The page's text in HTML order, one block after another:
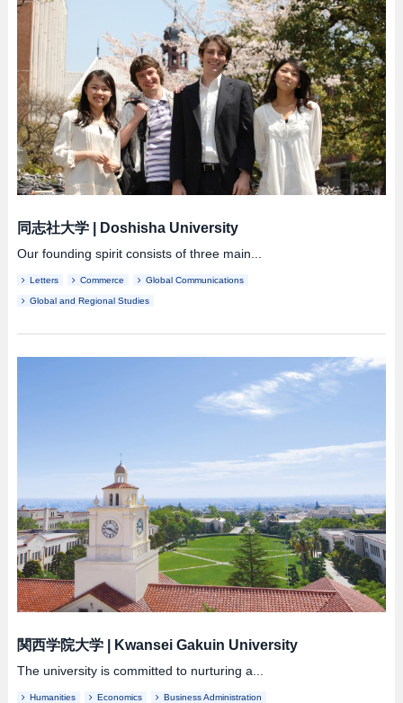
同志社大学| Doshisha University
Our founding spirit consists of three main...
Letters Commerce Global Communications
Global and Regional Studies
関西学院大学| Kwansei Gakuin University
The university is committed to nurturing a...
Humanities Economics Business Administration